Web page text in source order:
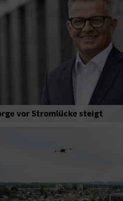
vor Stromlücke steigt